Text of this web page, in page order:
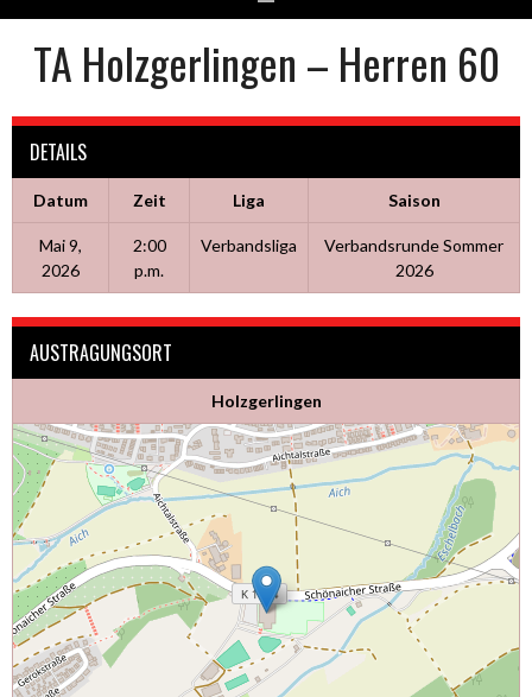
TA Holzgerlingen – Herren 60
DETAILS
Datum Zeit Liga Saison
Mai 9,
2026
2:00
p.m.
Verbandsliga
Verbandsrunde Sommer
2026
AUSTRAGUNGSORT
Holzgerlingen